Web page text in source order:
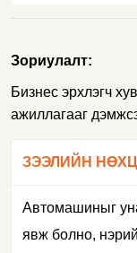
Зориулалт:
Бизнес эрхлэгч
ажиллагааг
ЗЭЭЛИЙН
Автомашиныг
явж болно,